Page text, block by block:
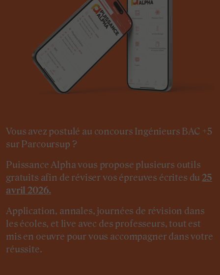
Vous avez postulé au concours Ingénieurs BAC +5
sur Parcoursup ?
Puissance Alpha vous propose plusieurs outils
gratuits afin de réviser vos épreuves écrites du25
avril 2026.
Application, annales, journées de révision dans
les écoles, et live avec des professeurs, tout est
mis en oeuvre pour vous accompagner dans votre
réussite.